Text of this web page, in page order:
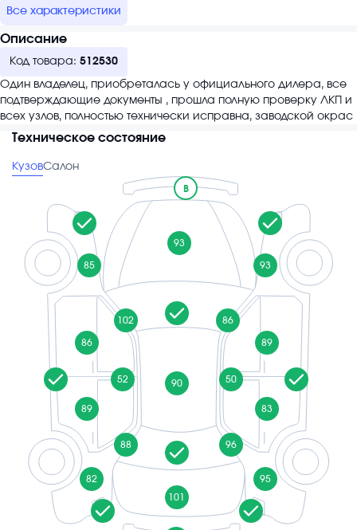
Все характеристики
Описание
Код товара: 512530
Один владелец, приобреталась у официального дилера, все
подтверждающие документы , прошла полную проверку ЛКП и
всех узлов, полностью технически исправна, заводской окрас
Техническое состояние
КузовСалон
B
93
90
101
85
102
86
52
89
88
82
93
86
89
50
83
96
95